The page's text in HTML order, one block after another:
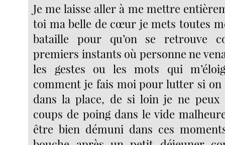
Je me laisse aller à me mettre
toi ma belle de cœur je mets toutes
bataille pour qu’on se retrouve
premiers instants où personne ne
les gestes ou les mots qui
comment je fais moi pour lutter si on
dans la place, de si loin je ne peux
coups de poing dans le vide
être bien démuni dans ces